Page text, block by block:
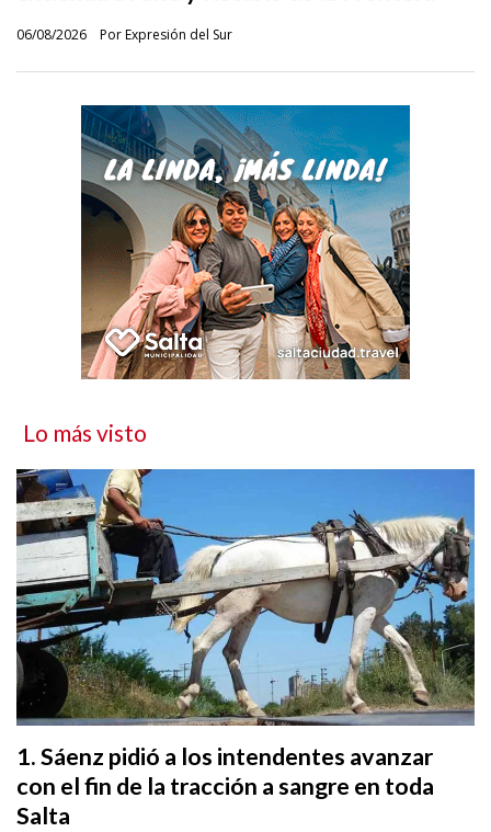
Por Expresión del Sur
06/08/2026
Lo más visto
Sáenz pidió a los intendentes avanzar
con el fin de la tracción a sangre en toda
Salta